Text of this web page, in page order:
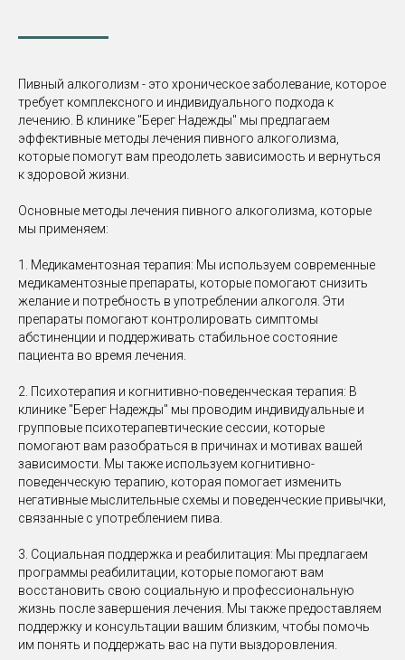
Пивный алкоголизм - это хроническое заболевание, которое
требует комплексного и индивидуального подхода к
лечению. В клинике "Берег Надежды" мы предлагаем
эффективные методы лечения пивного алкоголизма,
которые помогут вам преодолеть зависимость и вернуться
к здоровой жизни.
Основные методы лечения пивного алкоголизма, которые
мы применяем:
1. Медикаментозная терапия: Мы используем современные
медикаментозные препараты, которые помогают снизить
желание и потребность в употреблении алкоголя. Эти
препараты помогают контролировать симптомы
абстиненции и поддерживать стабильное состояние
пациента во время лечения.
2. Психотерапия и когнитивно-поведенческая терапия: В
клинике "Берег Надежды" мы проводим индивидуальные и
групповые психотерапевтические сессии, которые
помогают вам разобраться в причинах и мотивах вашей
зависимости. Мы также используем когнитивно-
поведенческую терапию, которая помогает изменить
негативные мыслительные схемы и поведенческие привычки,
связанные с употреблением пива.
3. Социальная поддержка и реабилитация: Мы предлагаем
программы реабилитации, которые помогают вам
восстановить свою социальную и профессиональную
жизнь после завершения лечения. Мы также предоставляем
поддержку и консультации вашим близким, чтобы помочь
им понять и поддержать вас на пути выздоровления.